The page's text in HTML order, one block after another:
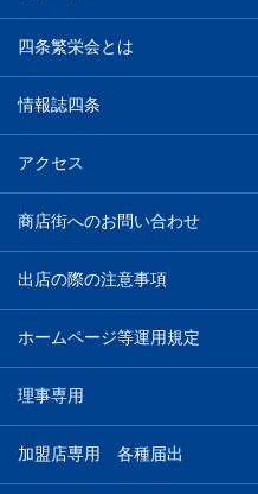
四条繁栄会とは
情報誌四条
アクセス
商店街へのお問い合わせ
出店の際の注意事項
ホームページ等運用規定
理事専用
加盟店専用 各種届出